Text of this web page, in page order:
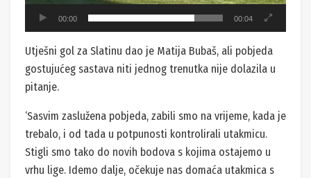
00:00 00:04
Utješni gol za Slatinu dao je Matija Bubaš, ali pobjeda
gostujućeg sastava niti jednog trenutka nije dolazila u
pitanje.
‘Sasvim zaslužena pobjeda, zabili smo na vrijeme, kada je
trebalo, i od tada u potpunosti kontrolirali utakmicu.
Stigli smo tako do novih bodova s kojima ostajemo u
vrhu lige. Idemo dalje, očekuje nas domaća utakmica s